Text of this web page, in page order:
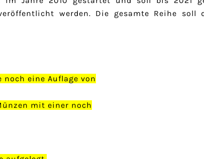
werden. Die gesamte Reihe soll
noch eine Auflage von
mit einer noch